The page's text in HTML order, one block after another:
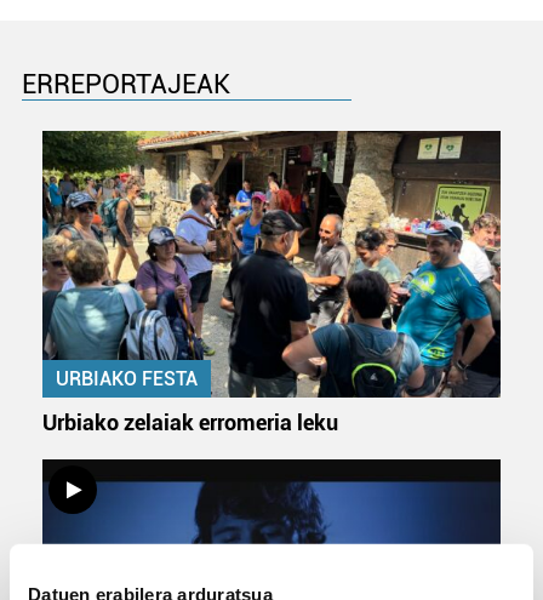
Datuen erabilera arduratsua
ERREPORTAJEAK
URBIAKO FESTA
Urbiako zelaiak erromeria leku